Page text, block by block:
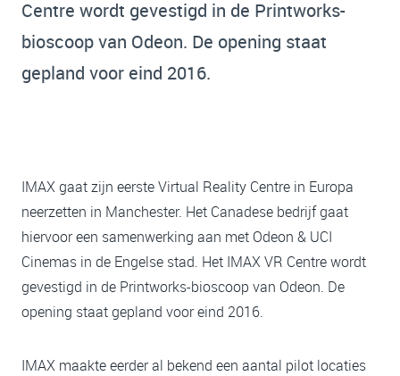
Centre wordt gevestigd in de Printworks-
bioscoop van Odeon. De opening staat
gepland voor eind 2016.
IMAX gaat zijn eerste Virtual Reality Centre in Europa
neerzetten in Manchester. Het Canadese bedrijf gaat
hiervoor een samenwerking aan met Odeon & UCI
Cinemas in de Engelse stad. Het IMAX VR Centre wordt
gevestigd in de Printworks-bioscoop van Odeon. De
opening staat gepland voor eind 2016.
IMAX maakte eerder al bekend een aantal pilot locaties